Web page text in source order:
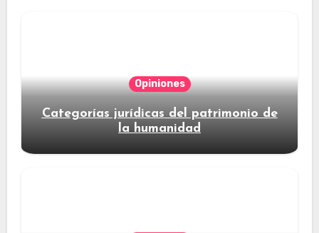
Opiniones
Categorías jurídicas del patrimonio de
la humanidad